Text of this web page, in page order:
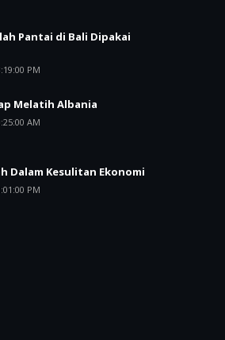
Pantai di Bali Dipakai
PM
Melatih Albania
AM
Dalam Kesulitan Ekonomi
PM